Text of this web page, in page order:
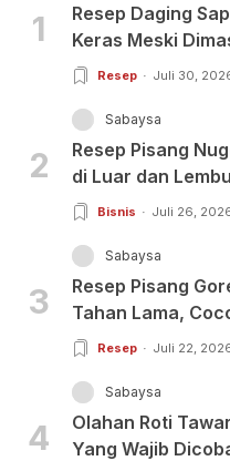
1
Resep Daging
Keras Meski
Resep Juli 30,
2
Sabaysa
Resep Pisang
di Luar dan
Bisnis Juli 26,
3
Sabaysa
Resep Pisang
Tahan Lama,
Resep Juli 22,
4
Sabaysa
Olahan Roti
Yang Wajib